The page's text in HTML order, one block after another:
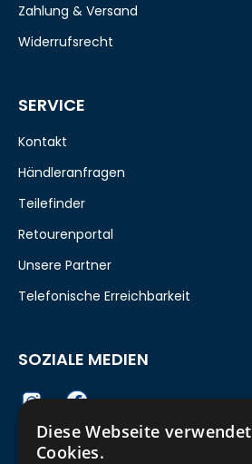
Zahlung & Versand
Widerrufsrecht
SERVICE
Kontakt
Händleranfragen
Teilefinder
Retourenportal
Unsere Partner
Telefonische Erreichbarkeit
SOZIALE MEDIEN
Diese Webseite verwendet
Cookies.